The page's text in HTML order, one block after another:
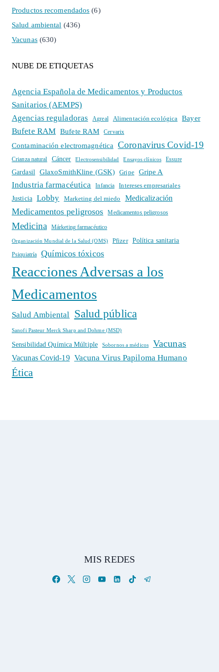
Productos recomendados (6)
Salud ambiental (436)
Vacunas(630)
NUBE DE ETIQUETAS
Agencia Española de Medicamentos y Productos
Sanitarios (AEMPS)
Agencias reguladoras
Agreal Alimentación ecológica Bayer
Bufete RAM Bufete RAM Cervarix
Contaminación electromagnética Coronavirus Covid-19
Crianza natural Cáncer Electrosensibilidad Ensayos clínicos Essure
Gardasil GlaxoSmithKline (GSK) Gripe Gripe A
Industria farmacéutica Infancia
Intereses empresariales
Justicia
Lobby Marketing del miedo Medicalización
Medicamentos peligrosos Medicamentos peligrosos
Medicina Márketing farmacéutico
Organización Mundial de la Salud (OMS) Pfizer Política sanitaria
Psiquiatría Químicos tóxicos
Reacciones Adversas a los
Medicamentos
Salud Ambiental Salud pública
Sanofi Pasteur Merck Sharp and Dohme (MSD)
Sensibilidad Química Múltiple Sobornos a médicos Vacunas
Vacunas Covid-19 Vacuna Virus Papiloma Humano
Ética
MIS REDES